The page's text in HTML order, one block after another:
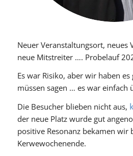
Neuer Veranstaltungsort, neues
neue Mitstreiter …. Probelauf
Es war Risiko, aber wir haben
müssen sagen … es war einfach
Die Besucher blieben nicht aus,
der neue Platz wurde gut
positive Resonanz bekamen wir
Kerwewochenende.